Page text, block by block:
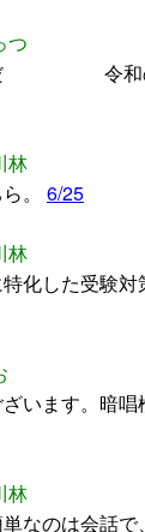
つ
だ 令和の
林
。 6/25
林
化した受験対
います。暗
林
なのは会話で